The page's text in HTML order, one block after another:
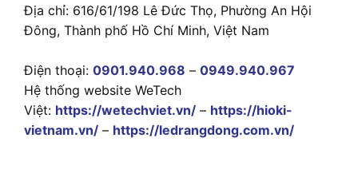
Địa chỉ: 616/61/198 Lê Đức Thọ, Phường An Hội
Đông, Thành phố Hồ Chí Minh, Việt Nam
Điện thoại: 0901.940.968 – 0949.940.967
Hệ thống website WeTech
Việt: https://wetechviet.vn/ – https://hioki-
vietnam.vn/ – https://ledrangdong.com.vn/